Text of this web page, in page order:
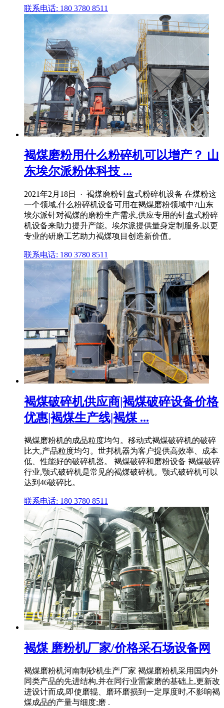
联系电话: 180 3780 8511
褐煤磨粉用什么粉碎机可以增产？ 山
东埃尔派粉体科技 ...
2021年2月18日 · 褐煤磨粉针盘式粉碎机设备 在煤粉这
一个领域,什么粉碎机设备可用在褐煤磨粉领域中?山东
埃尔派针对褐煤的磨粉生产需求,供应专用的针盘式粉碎
机设备来助力提升产能。埃尔派提供量身定制服务,以更
专业的研磨工艺助力褐煤项目创造新价值。
联系电话: 180 3780 8511
褐煤破碎机供应商|褐煤破碎设备价格
优惠|褐煤生产线|褐煤 ...
褐煤磨粉机的成品粒度均匀。移动式褐煤破碎机的破碎
比大,产品粒度均匀。世邦机器为客户提供高效率、成本
低、性能好的破碎机器。 褐煤破碎和磨粉设备 褐煤破碎
行业,颚式破碎机是常见的褐煤破碎机。颚式破碎机可以
达到46破碎比。
联系电话: 180 3780 8511
褐煤 磨粉机厂家/价格采石场设备网
褐煤磨粉机河南制砂机生产厂家 褐煤磨粉机采用国内外
同类产品的先进结构,并在同行业雷蒙磨的基础上,更新改
进设计而成,即使磨辊、磨环磨损到一定厚度时,不影响褐
煤成品的产量与细度;磨 .